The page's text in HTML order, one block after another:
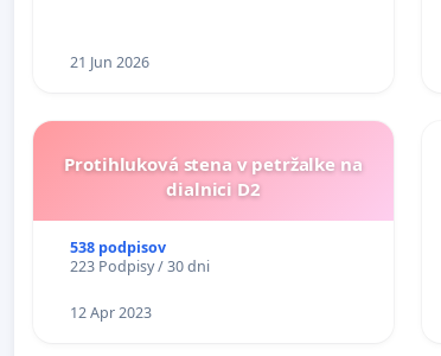
21 Jun 2026
Protihluková stena v petržalke na
dialnici D2
538 podpisov
223 Podpisy / 30 dni
12 Apr 2023